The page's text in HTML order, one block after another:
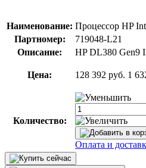
Наименование: Процессор HP
Партномер:
719048-L21
Описание:
HP DL380 Gen9
Цена: 128 392 руб. 1
Количество:
Оплата и